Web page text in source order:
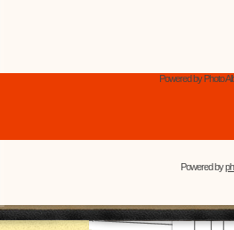
Powered by Photo
Powered by